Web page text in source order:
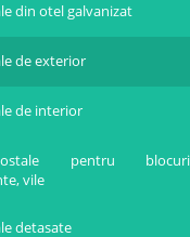
din otel galvanizat
de exterior
de interior
pentru
vile
detasate